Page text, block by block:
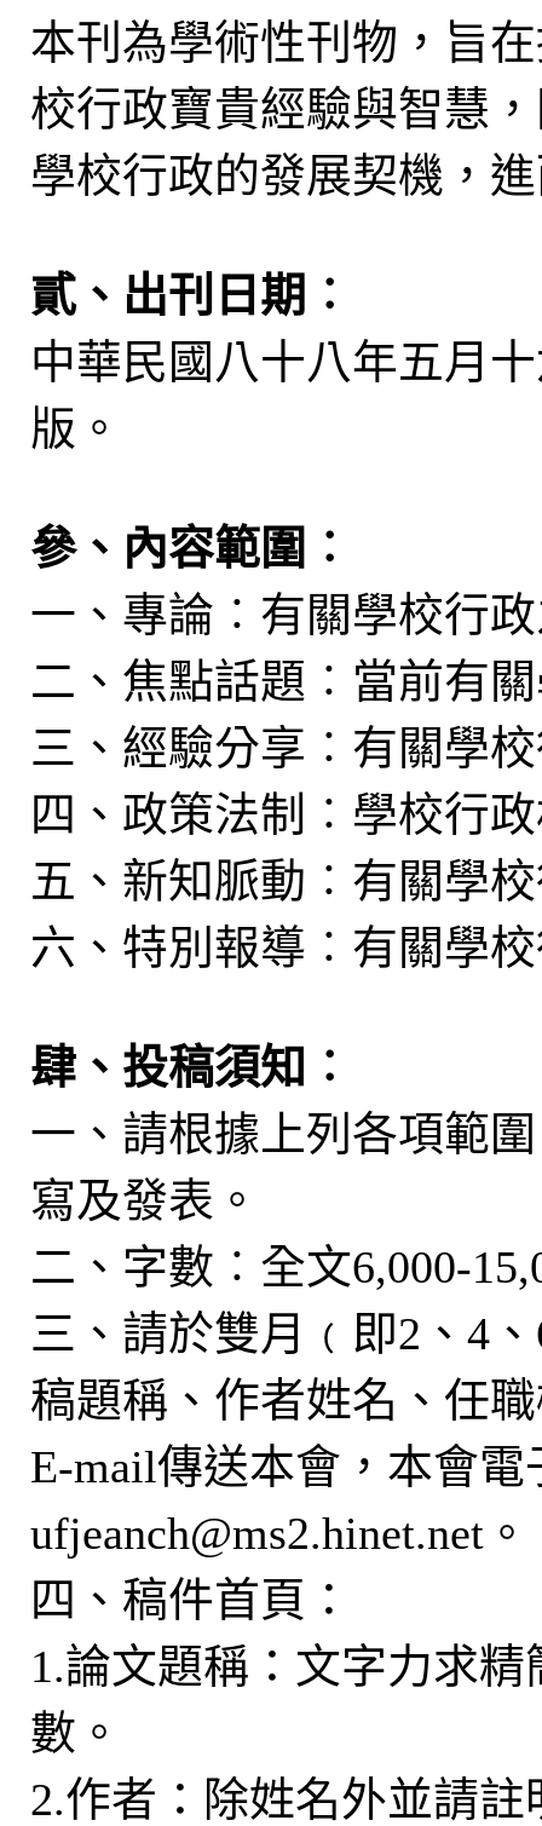
本刊為學術性刊物，旨
校行政寶貴經驗與智慧
學校行政的發展契機，
貳、出刊日期︰
中華民國八十八年五月
版。
參、內容範圍︰
一、專論︰有關學校行
二、焦點話題︰當前有
三、經驗分享︰有關學
四、政策法制︰學校行
五、新知脈動︰有關學
六、特別報導︰有關學
肆、投稿須知︰
一、請根據上列各項範
寫及發表。
二、字數︰全文6,000-
三、請於雙月﹙即2、4
稿題稱、作者姓名、任
E-mail傳送本會，本會
ufjeanch@ms2.hinet.net。
四、稿件首頁：
1.論文題稱：文字力求
數。
2.作者：除姓名外並請